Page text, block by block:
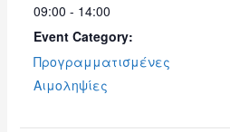
09:00 - 14:00
Event Category:
Προγραμματισμένες
Αιμοληψίες